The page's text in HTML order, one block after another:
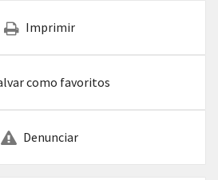
Imprimir
como favoritos
Denunciar